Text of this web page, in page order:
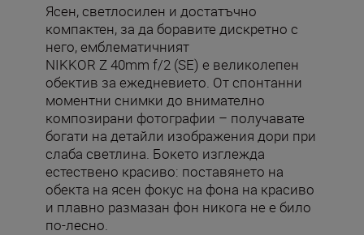
Ясен, светлосилен и достатъчно
компактен, за да боравите дискретно с
него, емблематичният
NIKKOR Z 40mm f/2 (SE) е великолепен
обектив за ежедневието. От спонтанни
моментни снимки до внимателно
композирани фотографии – получавате
богати на детайли изображения дори при
слаба светлина. Бокето изглежда
естествено красиво: поставянето на
обекта на ясен фокус на фона на красиво
и плавно размазан фон никога не е било
по-лесно.